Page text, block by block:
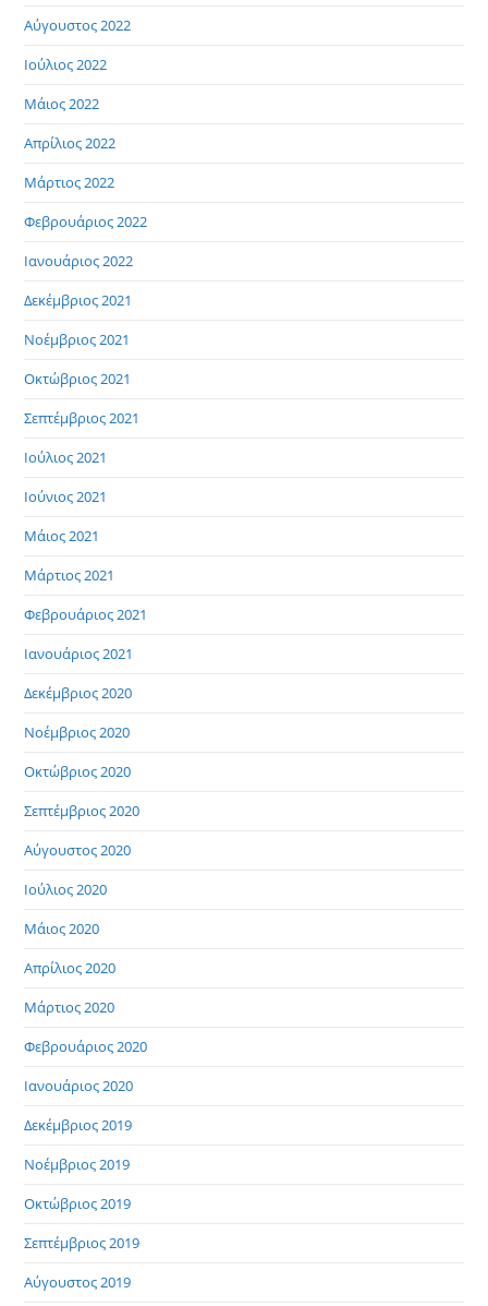
Αύγουστος 2022
Ιούλιος 2022
Μάιος 2022
Απρίλιος 2022
Μάρτιος 2022
Φεβρουάριος 2022
Ιανουάριος 2022
Δεκέμβριος 2021
Νοέμβριος 2021
Οκτώβριος 2021
Σεπτέμβριος 2021
Ιούλιος 2021
Ιούνιος 2021
Μάιος 2021
Μάρτιος 2021
Φεβρουάριος 2021
Ιανουάριος 2021
Δεκέμβριος 2020
Νοέμβριος 2020
Οκτώβριος 2020
Σεπτέμβριος 2020
Αύγουστος 2020
Ιούλιος 2020
Μάιος 2020
Απρίλιος 2020
Μάρτιος 2020
Φεβρουάριος 2020
Ιανουάριος 2020
Δεκέμβριος 2019
Νοέμβριος 2019
Οκτώβριος 2019
Σεπτέμβριος 2019
Αύγουστος 2019